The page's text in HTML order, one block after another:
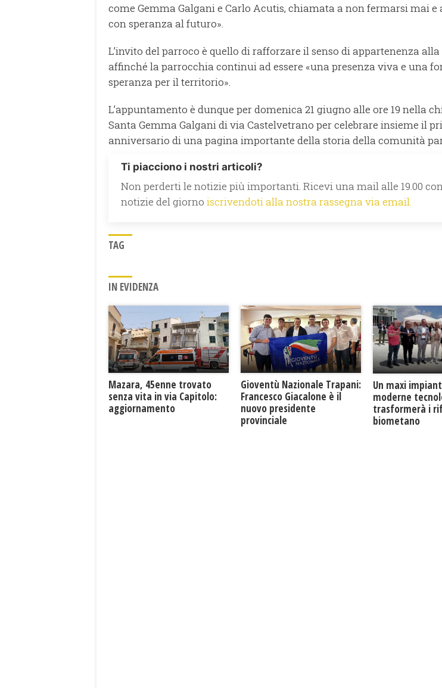
come Gemma Galgani e Carlo Acutis, chiamata a non fermarsi mai e
con speranza al futuro».
L’invito del parroco è quello di rafforzare il senso di appartenenza
affinché la parrocchia continui ad essere «una presenza viva e una
speranza per il territorio».
L’appuntamento è dunque per domenica 21 giugno alle ore 19 nella
Santa Gemma Galgani di via Castelvetrano per celebrare insieme il
anniversario di una pagina importante della storia della comunità
Ti piacciono i nostri articoli?
Non perderti le notizie più importanti. Ricevi una mail alle 19.00
notizie del giorno iscrivendoti alla nostra rassegna via email.
TAG
IN EVIDENZA
Mazara, 45enne trovato
senza vita in via Capitolo:
aggiornamento
Gioventù Nazionale Trapani:
Francesco Giacalone è il
nuovo presidente
provinciale
Un maxi
moderne
trasformerà i
biometano